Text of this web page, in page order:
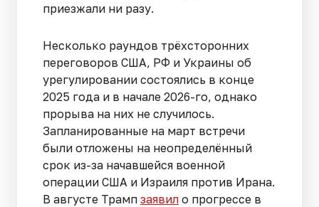
приезжали ни разу.
Несколько раундов трёхсторонних
переговоров США, РФ и Украины об
урегулировании состоялись в конце
2025 года и в начале 2026-го, однако
прорыва на них не случилось.
Запланированные на март встречи
были отложены на неопределённый
срок из-за начавшейся военной
операции США и Израиля против Ирана.
В августе Трамп заявил о прогрессе в